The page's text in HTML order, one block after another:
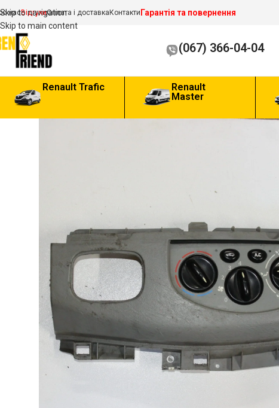
Skip to navigation
Skip to main content
насВідгукиОплата і доставка КонтактиГарантія та повернення
(067) 366-04-04
Renault Trafic
Renault
Master